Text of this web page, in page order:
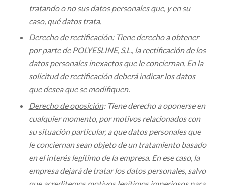
tratando o no sus datos personales que, y en su
caso, qué datos trata.
Derecho de rectificación: Tiene derecho a obtener
por parte de POLYESLINE, S.L., la rectificación de los
datos personales inexactos que le conciernan. En la
solicitud de rectificación deberá indicar los datos
que desea que se modifiquen.
Derecho de oposición: Tiene derecho a oponerse en
cualquier momento, por motivos relacionados con
su situación particular, a que datos personales que
le conciernan sean objeto de un tratamiento basado
en el interés legítimo de la empresa. En ese caso, la
empresa dejará de tratar los datos personales, salvo